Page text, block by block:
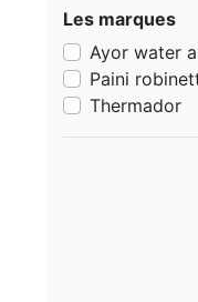
Les marques
Ayor water
Paini
Thermador